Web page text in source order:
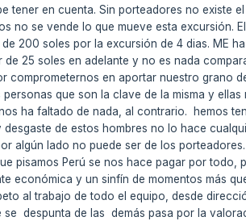
tener en cuenta. Sin porteadores no existe
no se vende lo que mueve esta excursión.
200 soles por la excursión de 4 dias. ME
25 soles en adelante y no es nada
comprometernos en aportar nuestro grano
que son la clave de la misma y
ha faltado de nada, al contrario. hemos
de estos hombres no lo hace
algún lado no puede ser de los
pisamos Perú se nos hace pagar por
económica y un sinfín de momentos más
al trabajo de todo el equipo, desde
se despunta de las demás pasa por la